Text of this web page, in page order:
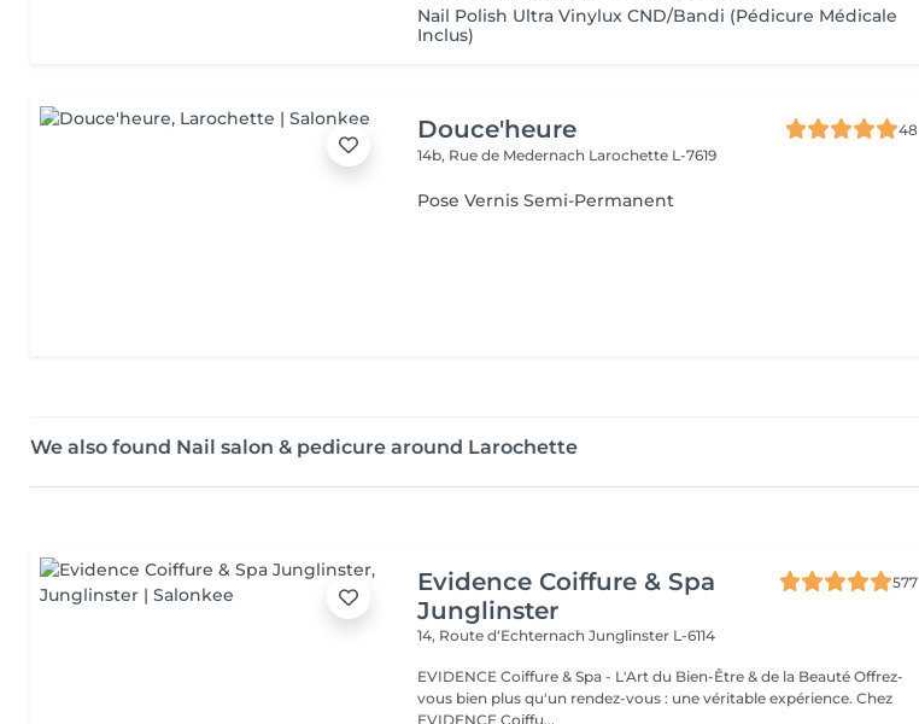
Nail Polish Ultra Vinylux CND/Bandi (Pédicure Médicale
Inclus)
Douce'heure
48
14b, Rue de Medernach Larochette L-7619
Pose Vernis Semi-Permanent
We also found Nail salon & pedicure around Larochette
Evidence Coiffure & Spa
Junglinster
577
14, Route d‘EchternachJunglinster L-6114
EVIDENCE Coiffure & Spa - L'Art du Bien-Être & de la Beauté Offrez-
vous bien plus qu'un rendez-vous : une véritable expérience. Chez
EVIDENCE Coiffu...